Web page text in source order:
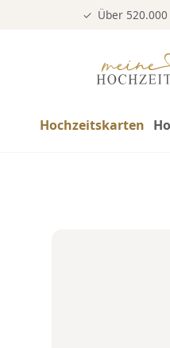
Über
Hochzeitskarten